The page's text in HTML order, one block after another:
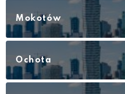
Mokotów
Ochota